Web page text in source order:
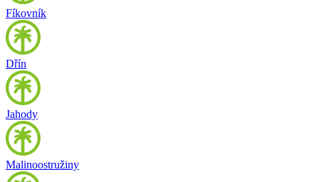
Fíkovník
Dřín
Jahody
Malinoostružiny